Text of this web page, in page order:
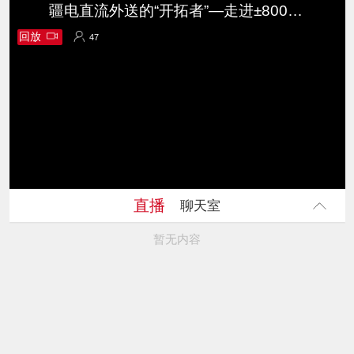
回放 47
疆电直流外送的“开拓者”—走进±800千伏哈密—郑州特高压直流输电工程
直播 聊天室
暂无内容